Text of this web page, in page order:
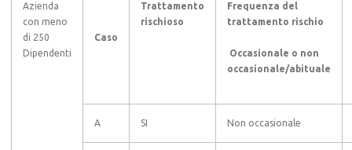
Azienda
con meno
di 250
Dipendenti
Caso
Trattamento
rischioso
Frequenza del
trattamento rischio
Occasionale o non
occasionale/abituale
A SI Non occasionale